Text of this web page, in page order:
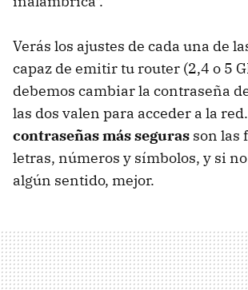
Verás los ajustes de cada una de
capaz de emitir tu router (2,4 o 5
debemos cambiar la contraseña
las dos valen para acceder a la
contraseñas más seguras son las
letras, números y símbolos, y si
algún sentido, mejor.